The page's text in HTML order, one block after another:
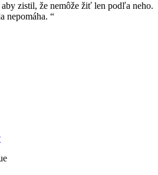
zistil, že nemôže žiť len podľa neho.
nepomáha.